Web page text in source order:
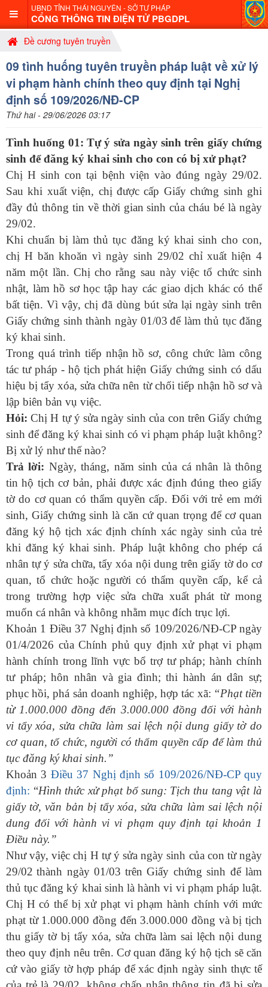
UBND TỈNH THÁI NGUYÊN - SỞ TƯ PHÁP
CỔNG THÔNG TIN ĐIỆN TỬ PBGDPL
Đề cương tuyên truyền
09 tình huống tuyên truyền pháp luật về xử lý
vi phạm hành chính theo quy định tại Nghị
định số 109/2026/NĐ-CP
Thứ hai - 29/06/2026 03:17
Tình huống 01: Tự ý sửa ngày sinh trên giấy chứng
sinh để đăng ký khai sinh cho con có bị xử phạt?
Chị H sinh con tại bệnh viện vào đúng ngày 29/02.
Sau khi xuất viện, chị được cấp Giấy chứng sinh ghi
đầy đủ thông tin về thời gian sinh của cháu bé là ngày
29/02.
Khi chuẩn bị làm thủ tục đăng ký khai sinh cho con,
chị H băn khoăn vì ngày sinh 29/02 chỉ xuất hiện 4
năm một lần. Chị cho rằng sau này việc tổ chức sinh
nhật, làm hồ sơ học tập hay các giao dịch khác có thể
bất tiện. Vì vậy, chị đã dùng bút sửa lại ngày sinh trên
Giấy chứng sinh thành ngày 01/03 để làm thủ tục đăng
ký khai sinh.
Trong quá trình tiếp nhận hồ sơ, công chức làm công
tác tư pháp - hộ tịch phát hiện Giấy chứng sinh có dấu
hiệu bị tẩy xóa, sửa chữa nên từ chối tiếp nhận hồ sơ và
lập biên bản vụ việc.
Hỏi: Chị H tự ý sửa ngày sinh của con trên Giấy chứng
sinh để đăng ký khai sinh có vi phạm pháp luật không?
Bị xử lý như thế nào?
Trả lời: Ngày, tháng, năm sinh của cá nhân là thông
tin hộ tịch cơ bản, phải được xác định đúng theo giấy
tờ do cơ quan có thẩm quyền cấp. Đối với trẻ em mới
sinh, Giấy chứng sinh là căn cứ quan trọng để cơ quan
đăng ký hộ tịch xác định chính xác ngày sinh của trẻ
khi đăng ký khai sinh. Pháp luật không cho phép cá
nhân tự ý sửa chữa, tẩy xóa nội dung trên giấy tờ do cơ
quan, tổ chức hoặc người có thẩm quyền cấp, kể cả
trong trường hợp việc sửa chữa xuất phát từ mong
muốn cá nhân và không nhằm mục đích trục lợi.
Khoản 1 Điều 37 Nghị định số 109/2026/NĐ-CP ngày
01/4/2026 của Chính phủ quy định xử phạt vi phạm
hành chính trong lĩnh vực bổ trợ tư pháp; hành chính
tư pháp; hôn nhân và gia đình; thi hành án dân sự;
phục hồi, phá sản doanh nghiệp, hợp tác xã: “Phạt tiền
từ 1.000.000 đồng đến 3.000.000 đồng đối với hành
vi tẩy xóa, sửa chữa làm sai lệch nội dung giấy tờ do
cơ quan, tổ chức, người có thẩm quyền cấp để làm thủ
tục đăng ký khai sinh.”
Khoản 3 Điều 37 Nghị định số 109/2026/NĐ-CP quy
định: “Hình thức xử phạt bổ sung: Tịch thu tang vật là
giấy tờ, văn bản bị tẩy xóa, sửa chữa làm sai lệch nội
dung đối với hành vi vi phạm quy định tại khoản 1
Điều này.”
Như vậy, việc chị H tự ý sửa ngày sinh của con từ ngày
29/02 thành ngày 01/03 trên Giấy chứng sinh để làm
thủ tục đăng ký khai sinh là hành vi vi phạm pháp luật.
Chị H có thể bị xử phạt vi phạm hành chính với mức
phạt từ 1.000.000 đồng đến 3.000.000 đồng và bị tịch
thu giấy tờ bị tẩy xóa, sửa chữa làm sai lệch nội dung
theo quy định nêu trên. Cơ quan đăng ký hộ tịch sẽ căn
cứ vào giấy tờ hợp pháp để xác định ngày sinh thực tế